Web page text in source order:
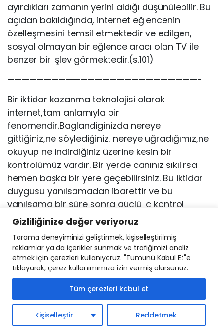
Gizliliğinize değer veriyoruz
Tarama deneyiminizi geliştirmek, kişiselleştirilmiş
reklamlar ya da içerikler sunmak ve trafiğimizi analiz
etmek için çerezleri kullanıyoruz. "Tümünü Kabul Et"e
tıklayarak, çerez kullanımımıza izin vermiş olursunuz.
Kişiselleştir Reddetmek
Tüm çerezleri kabul et
ayırdıkları zamanın yerini aldığı düşünülebilir. Bu
açıdan bakıldığında, internet eğlencenin
özelleşmesini temsil etmektedir ve edilgen,
sosyal olmayan bir eğlence aracı olan TV ile
benzer bir işlev görmektedir.(s.101)
——————————————————————————-
Bir iktidar kazanma teknolojisi olarak
internet,tam anlamıyla bir
fenomendir.Baglandiginizda nereye
gittiğiniz,ne söylediğiniz, nereye uğradığımız,ne
okuyup ne indirdiğiniz üzerine kesin bir
kontrolümüz vardır. Bir yerde canınız sıkılırsa
hemen başka bir yere geçebilirsiniz. Bu iktidar
duygusu yanılsamadan ibarettir ve bu
yanılsama bir süre sonra güçlü iç kontrol
odagiyla birleşerek interneti tam bir zaman
israfına dönüştürür.Internet kullanıcısına iktidar
hissi veren şeylerden biri de, kullanıcının
politika, ticaret ve eğlencenin kendisinden bir
hayli uzak dünyalarını etkileyebileceği vehmine
kapılmasıdır. En basitinden, katıldığımız online
oylamalar dahi, bize böyle bir yanılsama vaat
etmektedirler.(s.108)
——————————————————————————-